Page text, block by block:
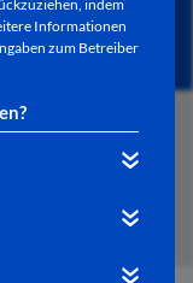
indem
Informationen
zum Betreiber